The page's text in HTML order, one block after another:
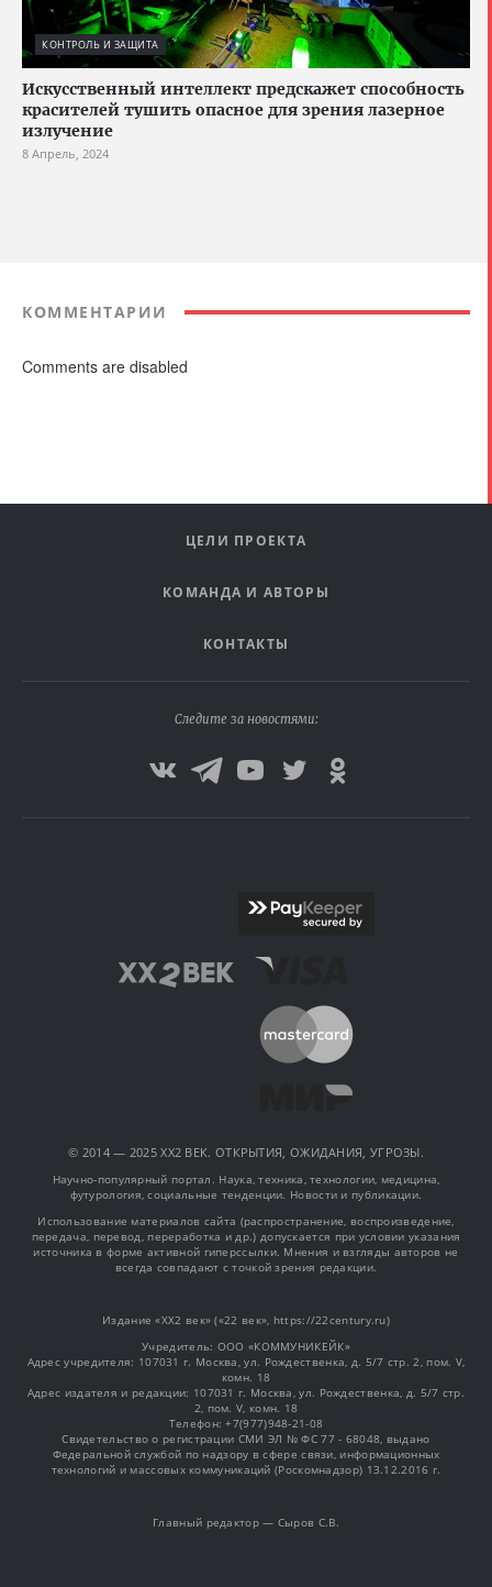
КОНТРОЛЬ И ЗАЩИТА
Искусственный интеллект предскажет способность
красителей тушить опасное для зрения лазерное
излучение
8 Апрель, 2024
КОММЕНТАРИИ
Comments are disabled
ЦЕЛИ ПРОЕКТА
КОМАНДА И АВТОРЫ
КОНТАКТЫ
Следите за новостями:
© 2014 — 2025 XX2 ВЕК. ОТКРЫТИЯ, ОЖИДАНИЯ, УГРОЗЫ.
Научно-популярный портал. Наука, техника, технологии, медицина,
футурология, социальные тенденции. Новости и публикации.
Использование материалов сайта (распространение, воспроизведение,
передача, перевод, переработка и др.) допускается при условии указания
источника в форме активной гиперссылки. Мнения и взгляды авторов не
всегда совпадают с точкой зрения редакции.
Издание «XX2 век» («22 век», https://22century.ru)
Учредитель: OOO «КОММУНИКЕЙК»
Адрес учредителя: 107031 г. Москва, ул. Рождественка, д. 5/7 стр. 2, пом. V,
комн. 18
Адрес издателя и редакции: 107031 г. Москва, ул. Рождественка, д. 5/7 стр.
2, пом. V, комн. 18
Телефон: +7(977)948-21-08
Свидетельство о регистрации СМИ ЭЛ № ФС 77 - 68048, выдано
Федеральной службой по надзору в сфере связи, информационных
технологий и массовых коммуникаций (Роскомнадзор) 13.12.2016 г.
Главный редактор — Сыров С.В.